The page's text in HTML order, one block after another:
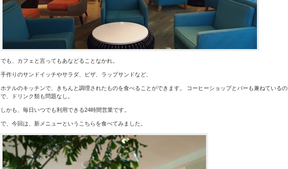
でも、カフェと言ってもあなどることなかれ。
手作りのサンドイッチやサラダ、ピザ、ラップサンドなど、
ホテルのキッチンで、きちんと調理されたものを食べることができます。 コーヒーショップとバーも兼ねているの
で、ドリンク類も問題なし。
しかも、毎日いつでも利用できる24時間営業です。
で、今回は、新メニューというこちらを食べてみました。